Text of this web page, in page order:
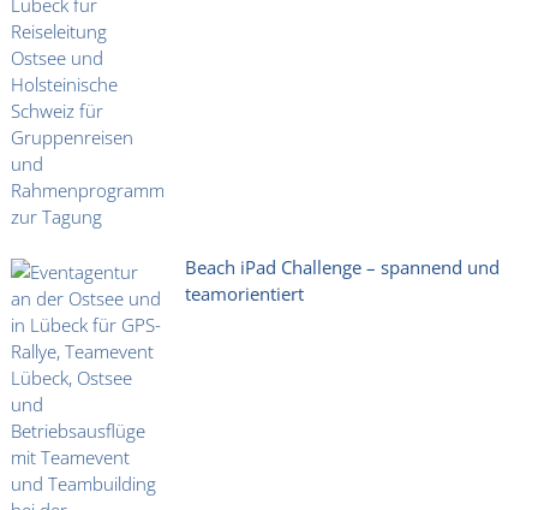
Beach iPad Challenge – spannend und
teamorientiert